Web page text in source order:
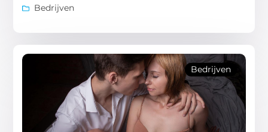
Bedrijven
Bedrijven